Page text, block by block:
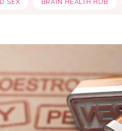
SEX BRAIN HEALTH HUB